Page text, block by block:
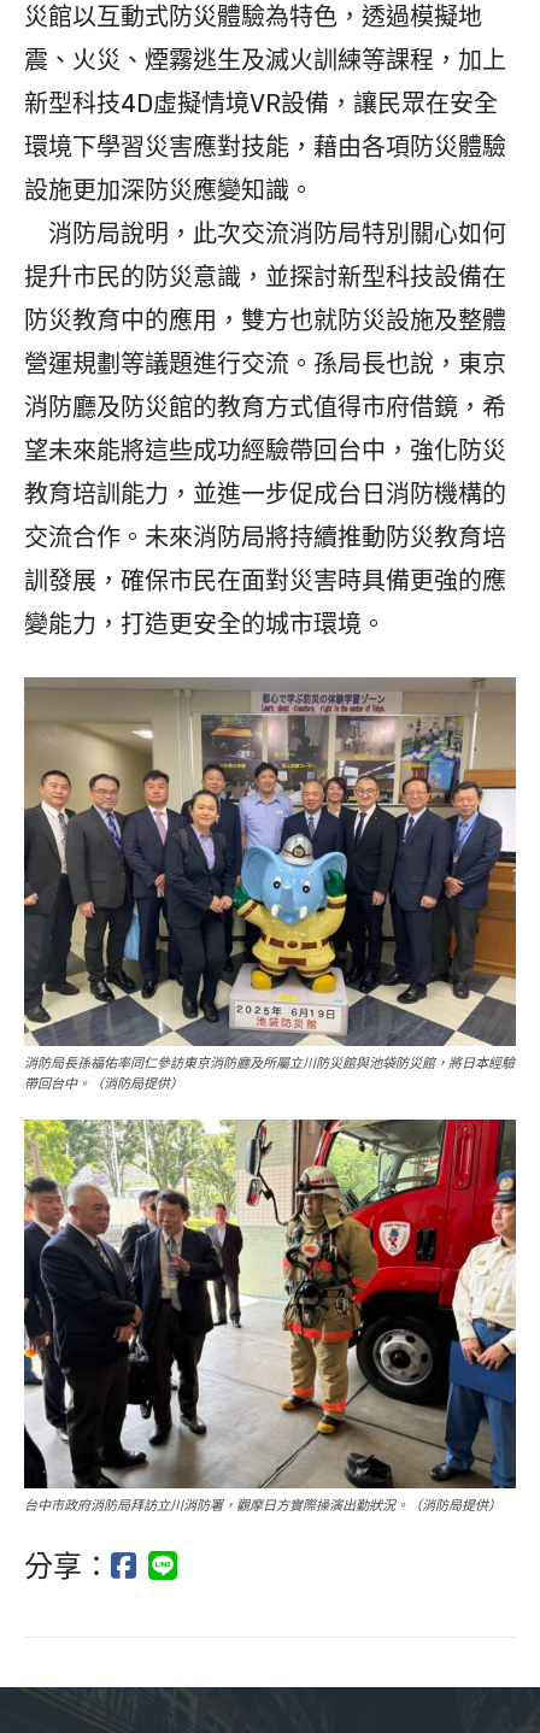
災館以互動式防災體驗為特色，透過模擬地
震、火災、煙霧逃生及滅火訓練等課程，加上
新型科技4D虛擬情境VR設備，讓民眾在安全
環境下學習災害應對技能，藉由各項防災體驗
設施更加深防災應變知識。
消防局說明，此次交流消防局特別關心如何
提升市民的防災意識，並探討新型科技設備在
防災教育中的應用，雙方也就防災設施及整體
營運規劃等議題進行交流。孫局長也說，東京
消防廳及防災館的教育方式值得市府借鏡，希
望未來能將這些成功經驗帶回台中，強化防災
教育培訓能力，並進一步促成台日消防機構的
交流合作。未來消防局將持續推動防災教育培
訓發展，確保市民在面對災害時具備更強的應
變能力，打造更安全的城市環境。
消防局長孫福佑率同仁參訪東京消防廳及所屬立川防災館與池袋防災館，將日本經驗
帶回台中。（消防局提供）
台中市政府消防局拜訪立川消防署，觀摩日方實際操演出勤狀況。（消防局提供）
分享：